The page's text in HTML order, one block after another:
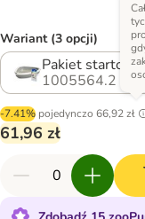
Wariant (3 opcji)
Pakiet
1005564.2
-7.41% pojedynczo 66,92 zł
61,96 zł